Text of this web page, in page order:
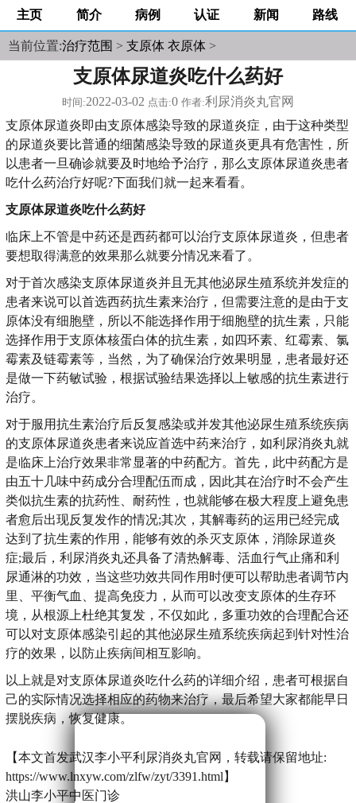
主页 简介 病例 认证 新闻 路线
当前位置:治疗范围 > 支原体 衣原体 >
支原体尿道炎吃什么药好
时间:2022-03-02 点击:0 作者:利尿消炎丸官网
支原体尿道炎即由支原体感染导致的尿道炎症，由于这种类型
的尿道炎要比普通的细菌感染导致的尿道炎更具有危害性，所
以患者一旦确诊就要及时地给予治疗，那么支原体尿道炎患者
吃什么药治疗好呢?下面我们就一起来看看。
支原体尿道炎吃什么药好
临床上不管是中药还是西药都可以治疗支原体尿道炎，但患者
要想取得满意的效果那么就要分情况来看了。
对于首次感染支原体尿道炎并且无其他泌尿生殖系统并发症的
患者来说可以首选西药抗生素来治疗，但需要注意的是由于支
原体没有细胞壁，所以不能选择作用于细胞壁的抗生素，只能
选择作用于支原体核蛋白体的抗生素，如四环素、红霉素、氯
霉素及链霉素等，当然，为了确保治疗效果明显，患者最好还
是做一下药敏试验，根据试验结果选择以上敏感的抗生素进行
治疗。
对于服用抗生素治疗后反复感染或并发其他泌尿生殖系统疾病
的支原体尿道炎患者来说应首选中药来治疗，如利尿消炎丸就
是临床上治疗效果非常显著的中药配方。首先，此中药配方是
由五十几味中药成分合理配伍而成，因此其在治疗时不会产生
类似抗生素的抗药性、耐药性，也就能够在极大程度上避免患
者愈后出现反复发作的情况;其次，其解毒药的运用已经完成
达到了抗生素的作用，能够有效的杀灭支原体，消除尿道炎
症;最后，利尿消炎丸还具备了清热解毒、活血行气止痛和利
尿通淋的功效，当这些功效共同作用时便可以帮助患者调节内
里、平衡气血、提高免疫力，从而可以改变支原体的生存环
境，从根源上杜绝其复发，不仅如此，多重功效的合理配合还
可以对支原体感染引起的其他泌尿生殖系统疾病起到针对性治
疗的效果，以防止疾病间相互影响。
以上就是对支原体尿道炎吃什么药的详细介绍，患者可根据自
己的实际情况选择相应的药物来治疗，最后希望大家都能早日
摆脱疾病，恢复健康。
【本文首发武汉李小平利尿消炎丸官网，转载请保留地址:
https://www.lnxyw.com/zlfw/zyt/3391.html】
洪山李小平中医门诊